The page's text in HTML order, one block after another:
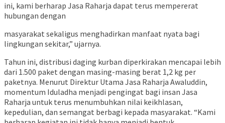
ini, kami berharap Jasa Raharja dapat terus mempererat
hubungan dengan
masyarakat sekaligus menghadirkan manfaat nyata bagi
lingkungan sekitar,” ujarnya.
Tahun ini, distribusi daging kurban diperkirakan mencapai lebih
dari 1.500 paket dengan masing-masing berat 1,2 kg per
paketnya. Menurut Direktur Utama Jasa Raharja Awaluddin,
momentum Iduladha menjadi pengingat bagi insan Jasa
Raharja untuk terus menumbuhkan nilai keikhlasan,
kepedulian, dan semangat berbagi kepada masyarakat. “Kami